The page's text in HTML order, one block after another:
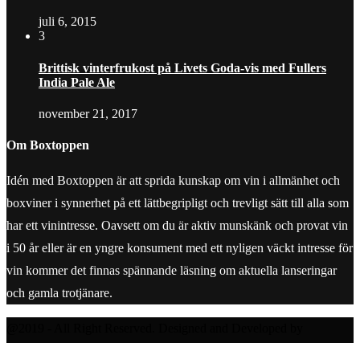
juli 6, 2015
3
Brittisk vinterfrukost på Livets Goda-vis med Fullers
India Pale Ale
november 21, 2017
Om Boxtoppen
Idén med Boxtoppen är att sprida kunskap om vin i allmänhet och
boxviner i synnerhet på ett lättbegripligt och trevligt sätt till alla som
har ett vinintresse. Oavsett om du är aktiv munskänk och provat vin
i 50 år eller är en yngre konsument med ett nyligen väckt intresse för
vin kommer det finnas spännande läsning om aktuella lanseringar
och gamla trotjänare.